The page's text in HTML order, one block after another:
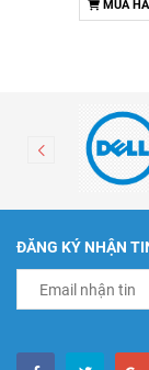
MUA
ĐĂNG KÝ NHẬN